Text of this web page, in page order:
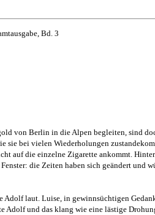
Bd. 3
von Berlin in die Alpen begleiten, sind
sie bei vielen Wiederholungen
auf die einzelne Zigarette ankommt.
die Zeiten haben sich geändert und
Adolf laut. Luise, in gewinnsüchtigen
Adolf und das klang wie eine lästige